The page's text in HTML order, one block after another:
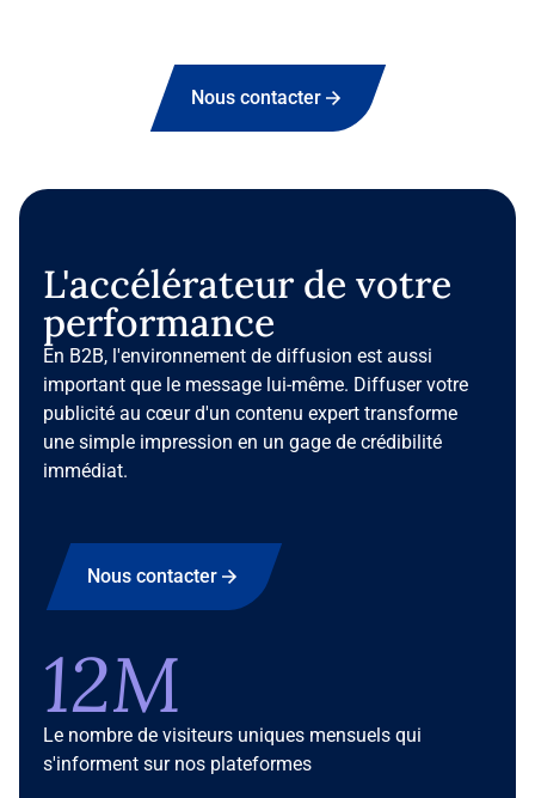
Nous contacter
L'accélérateur de votre
performance
En B2B, l'environnement de diffusion est aussi
important que le message lui-même. Diffuser votre
publicité au cœur d'un contenu expert transforme
une simple impression en un gage de crédibilité
immédiat.
Nous contacter
12M
Le nombre de visiteurs uniques mensuels qui
s'informent sur nos plateformes